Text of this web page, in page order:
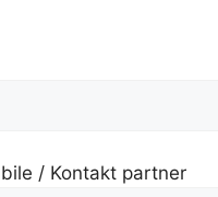
/ Kontakt partner